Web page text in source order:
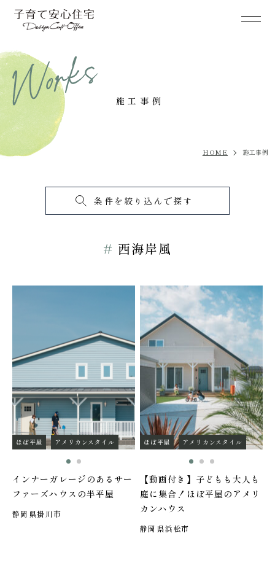
施工事例
HOME 施工事例
条件を絞り込んで探す
西海岸風
ほぼ平屋 アメリカンスタイル
インナーガレージのあるサー
ファーズハウスの半平屋
静岡県掛川市
ほぼ平屋 アメリカンスタイル
【動画付き】子どもも大人も
庭に集合！ほぼ平屋のアメリ
カンハウス
静岡県浜松市